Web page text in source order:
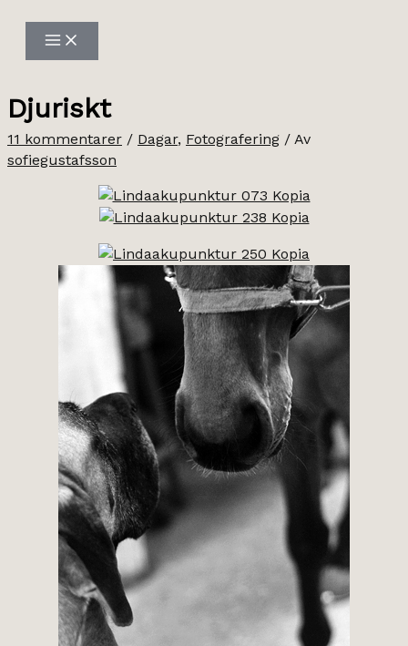
innehåll
Djuriskt
11 kommentarer / Dagar, Fotografering / Av
sofiegustafsson